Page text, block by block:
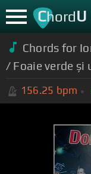
ChordU
Chords for
/ Foaie verde și
156.25 bpm